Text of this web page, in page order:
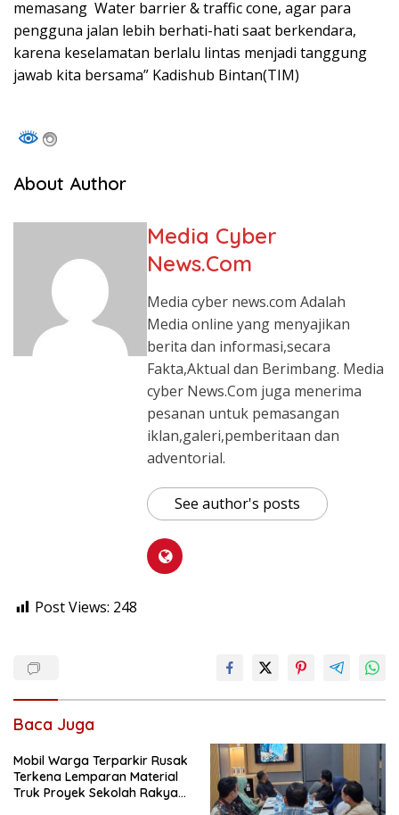
memasang Water barrier & traffic cone, agar para
pengguna jalan lebih berhati-hati saat berkendara,
karena keselamatan berlalu lintas menjadi tanggung
jawab kita bersama” Kadishub Bintan(TIM)
About Author
Media Cyber
News.Com
Media cyber news.com Adalah
Media online yang menyajikan
berita dan informasi,secara
Fakta,Aktual dan Berimbang. Media
cyber News.Com juga menerima
pesanan untuk pemasangan
iklan,galeri,pemberitaan dan
adventorial.
See author's posts
Post Views: 248
Baca Juga
Mobil Warga Terparkir Rusak
Terkena Lemparan Material
Truk Proyek Sekolah Rakyat